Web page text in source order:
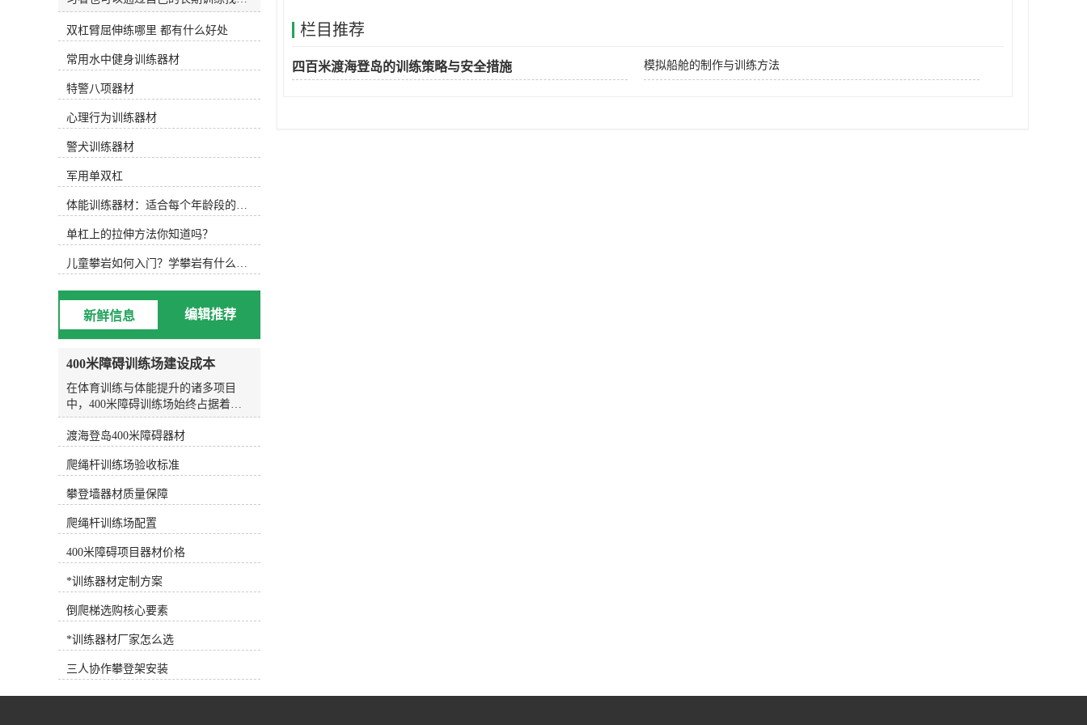
栏目推荐
四百米渡海登岛的训练策略与安全措施 模拟船舱的制作与训练方法
和发明适合自己的水训练设备。今天
主要介绍以下设备，可根据实际水训
滑鞋 游泳池底部很滑，可以穿防滑
鞋，防止动作变形，稳定完成所需动
作。2.水阻手套水阻手套 徒手运动
后，可选择抗组设备，增加运动难
度，通过阻力手套增加划水面积，练
习水中手臂运动。3.水中健身棒水中
浮力健身棒 水中的健身棒不仅可以
为练习者提供浮力，还可以通过浮力
提供抗组训练，增加练习难度，非常
实用。此外，健身棒具有很强的可塑
性，可以增加练习兴趣，摆出各种创
意造型。4.水中健身哑铃浮力哑铃
类似于水中健身棒，水中健身哑铃也
能为练习者提供浮力和阻力，用哑铃
进行的水中搏击强度很大！5.阻力葵
花阻力葵花向日葵鞋套的阻力 向日
葵可以手持或穿在脚上，以增加水的
面积和水的阻力。6.打水板打水板
水板是游泳场较常见、较方便的设
备，随处可见，也可用作抗阻训练设
备。7.浮力腰带深水浮力腰带 将浮
力带系在腰部，可为人体提供巨大的
浮力，使练习者在水中轻松完成训练
练习者各自的健身目标需求，可以选
择和使用健身器材，事半功倍！
双杠臂屈伸练哪里 都有什么好处
常用水中健身训练器材
特警八项器材
心理行为训练器材
警犬训练器材
军用单双杠
体能训练器材：适合每个年龄段的训练
单杠上的拉伸方法你知道吗？
儿童攀岩如何入门？学攀岩有什么好处？带娃攀岩两年的全面经验分享
新鲜信息 编辑推荐
400米障碍训练场建设成本
在体育训练与体能提升的诸多项目
中，400米障碍训练场始终占据着独
特而重要的位置。它不仅是检验个人
综合素质的标尺，更是团队凝聚力与
运动队、军警系统，还是拓展训练基
地、大中院校，建设一座标准化、安
全且耐用的400米障碍训练场，都是
提升整体训练水平的关键一步。然
而，面对这一工程，许多人首先关注
的核心问题便是：建设这样一个训练
场，到底需要多少成本？要回答这个
问题，并不能简单地给出一个数字。
统一标准的商品采购，而是一项涉及
规划设计、土建施工、器材配置与后
期维护的系统工程。其总成本由多维
度因素共同决定，理解这些构成要
素，才能做出科学合理的预算规划。
一、场地基础与土建成本：成本的隐
渡海登岛400米障碍器材
爬绳杆训练场验收标准
攀登墙器材质量保障
爬绳杆训练场配置
400米障碍项目器材价格
*训练器材定制方案
倒爬梯选购核心要素
*训练器材厂家怎么选
三人协作攀登架安装